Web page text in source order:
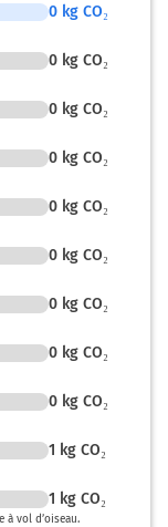
0 kg CO₂
0 kg CO₂
0 kg CO₂
0 kg CO₂
0 kg CO₂
0 kg CO₂
0 kg CO₂
0 kg CO₂
0 kg CO₂
1 kg CO₂
1 kg CO₂
à vol d’oiseau.